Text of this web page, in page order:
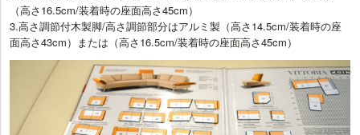
（高さ16.5cm/装着時の座面高さ45cm）
3.高さ調節付木製脚/高さ調節部分はアルミ製（高さ14.5cm/装着時の座
面高さ43cm）または（高さ16.5cm/装着時の座面高さ45cm）